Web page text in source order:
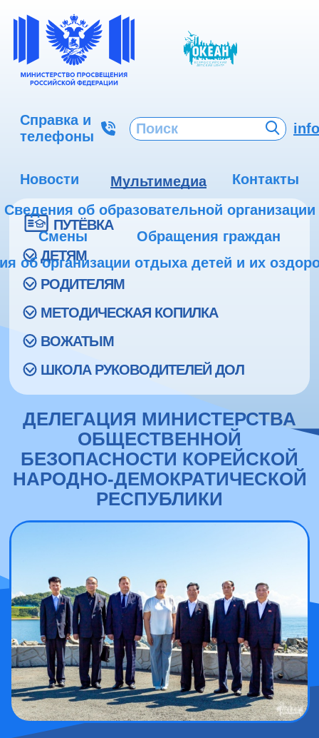
Справка и
телефоны
Новости Мультимедиа
Контакты
Сведения об образовательной организации
Смены
Обращения граждан
об организации отдыха детей и их
ПУТЁВКА
ДЕТЯМ
РОДИТЕЛЯМ
МЕТОДИЧЕСКАЯ КОПИЛКА
ВОЖАТЫМ
ШКОЛА РУКОВОДИТЕЛЕЙ ДОЛ
ДЕЛЕГАЦИЯ МИНИСТЕРСТВА
ОБЩЕСТВЕННОЙ
БЕЗОПАСНОСТИ КОРЕЙСКОЙ
НАРОДНО-ДЕМОКРАТИЧЕСКОЙ
РЕСПУБЛИКИ